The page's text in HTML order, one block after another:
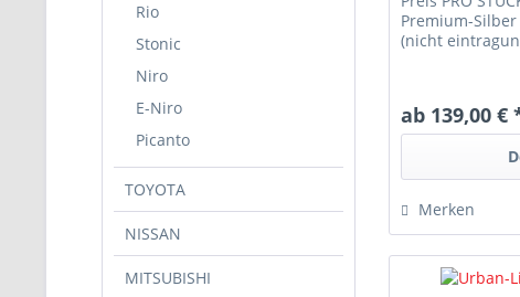
Rio
Stonic
Niro
E-Niro
Picanto
TOYOTA
NISSAN
MITSUBISHI
Premium-
(nicht
ab 139,00 €
Merken